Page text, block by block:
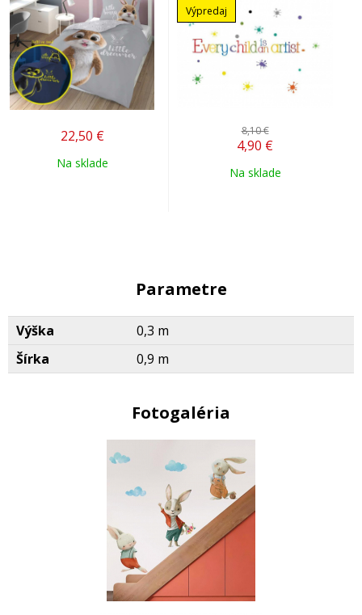
22,50 €
Na sklade
Výpredaj
8,10 €
4,90 €
Na sklade
Parametre
Výška
0,3 m
Šírka
0,9 m
Fotogaléria